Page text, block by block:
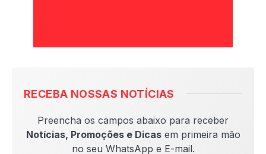
RECEBA NOSSAS NOTÍCIAS
Preencha os campos abaixo para receber
Notícias, Promoções e Dicasem primeira mão
no seu WhatsApp e E-mail.